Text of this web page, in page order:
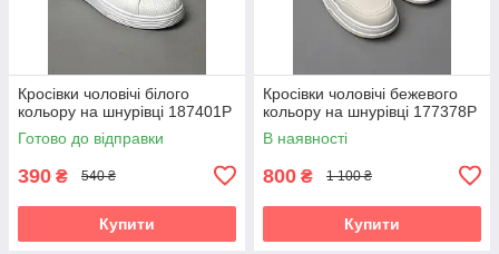
Кросівки чоловічі білого
кольору на шнурівці 187401P
Готово до відправки
390 ₴ 540 ₴
Купити
Кросівки чоловічі бежевого
кольору на шнурівці 177378P
В наявності
800 ₴ 1 100 ₴
Купити